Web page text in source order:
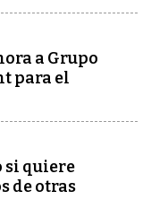
a Grupo
para el
si quiere
de otras